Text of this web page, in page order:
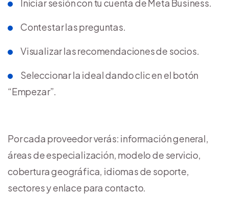
Iniciar sesión con tu cuenta de Meta Business.
Contestar las preguntas.
Visualizar las recomendaciones de socios.
Seleccionar la ideal dando clic en el botón
“Empezar”.
Por cada proveedor verás: información general,
áreas de especialización, modelo de servicio,
cobertura geográfica, idiomas de soporte,
sectores y enlace para contacto.